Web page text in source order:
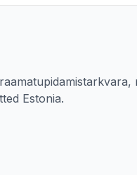
Estonia.